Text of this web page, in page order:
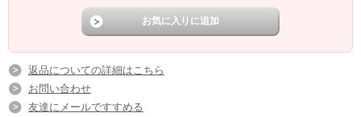
返品についての詳細はこちら
お問い合わせ
友達にメールですすめる